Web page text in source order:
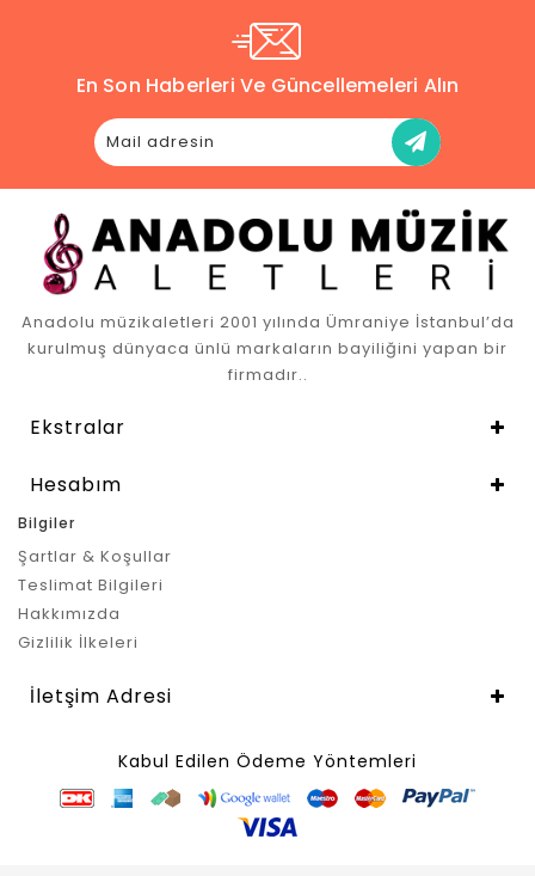
En Son Haberleri Ve Güncellemeleri Alın
Anadolu müzikaletleri 2001 yılında Ümraniye İstanbul’da
kurulmuş dünyaca ünlü markaların bayiliğini yapan bir
firmadır..
Ekstralar
Hesabım
Bilgiler
Şartlar & Koşullar
Teslimat Bilgileri
Hakkımızda
Gizlilik İlkeleri
İletşim Adresi
Kabul Edilen Ödeme Yöntemleri